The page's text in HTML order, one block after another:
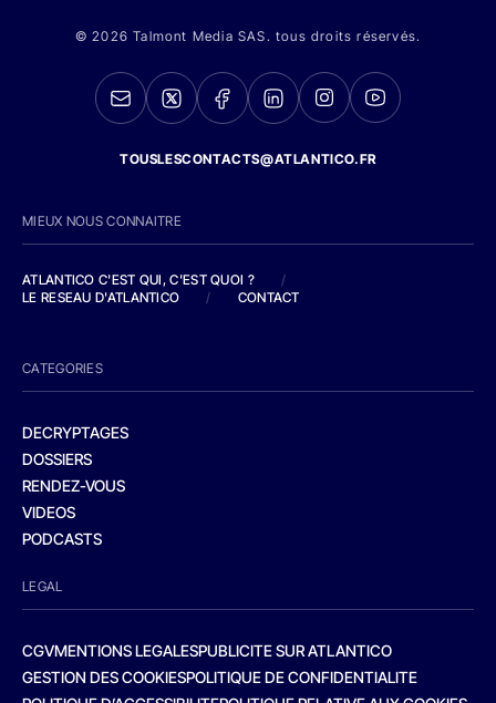
© 2026 Talmont Media SAS. tous droits réservés.
TOUSLESCONTACTS@ATLANTICO.FR
MIEUX NOUS CONNAITRE
ATLANTICO C'EST QUI, C'EST QUOI ?
/
LE RESEAU D'ATLANTICO
/ CONTACT
CATEGORIES
DECRYPTAGES
DOSSIERS
RENDEZ-VOUS
VIDEOS
PODCASTS
LEGAL
CGVMENTIONS LEGALESPUBLICITE SUR ATLANTICO
GESTION DES COOKIESPOLITIQUE DE CONFIDENTIALITE